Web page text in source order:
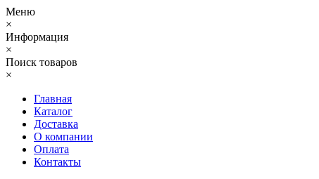
Меню
×
Информация
×
Поиск товаров
×
Главная
Каталог
Доставка
О компании
Оплата
Контакты